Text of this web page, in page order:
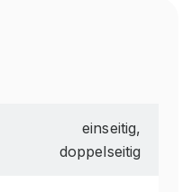
einseitig,
doppelseitig